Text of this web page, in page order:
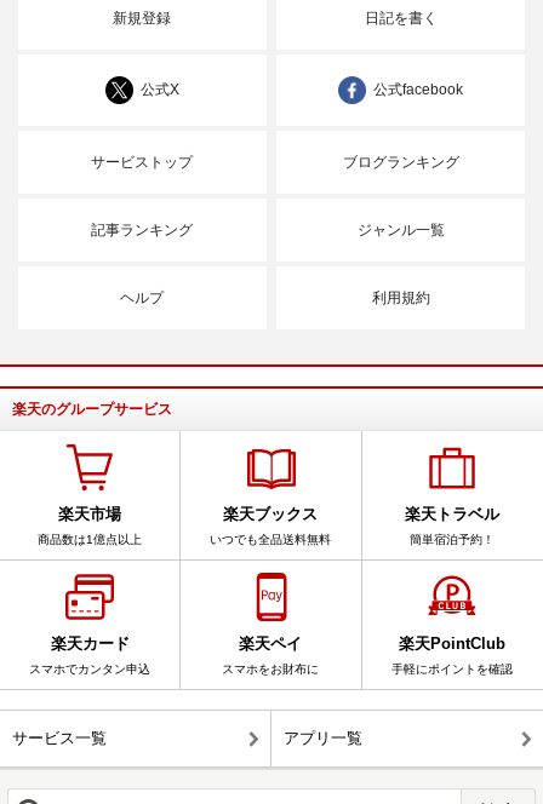
新規登録 日記を書く
公式X 公式facebook
サービストップ ブログランキング
記事ランキング ジャンル一覧
ヘルプ 利用規約
楽天のグループサービス
楽天市場
商品数は1億点以上
楽天ブックス
いつでも全品送料無料
楽天トラベル
簡単宿泊予約！
楽天カード
スマホでカンタン申込
楽天ペイ
スマホをお財布に
楽天PointClub
手軽にポイントを確認
サービス一覧 アプリ一覧